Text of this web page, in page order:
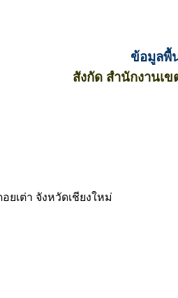
ข้อมูลพื้
สังกัด สำนักงานเ
ยเต่า จังหวัดเชียงใหม่